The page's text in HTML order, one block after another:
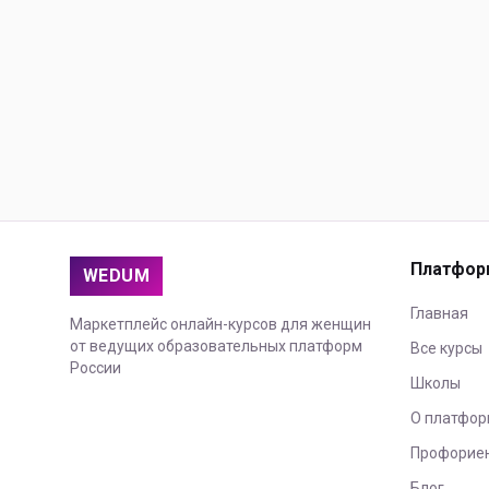
WEDUM
Маркетплейс онлайн-курсов для женщин
от ведущих образовательных платформ
России
Главная
Все курсы
Школы
О